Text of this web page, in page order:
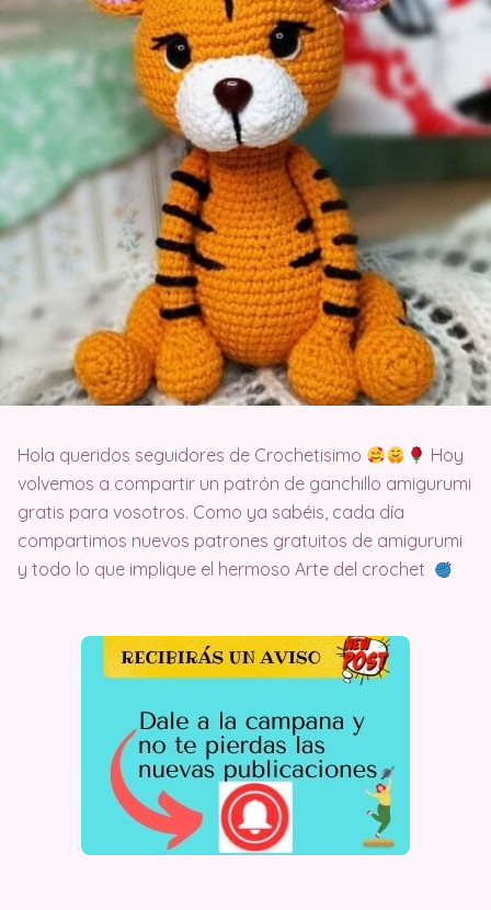
Hola queridos seguidores de Crochetisimo
Hoy
volvemos a compartir un patrón de ganchillo amigurumi
gratis para vosotros. Como ya sabéis, cada día
compartimos nuevos patrones gratuitos de amigurumi
y todo lo que implique el hermoso Arte del crochet